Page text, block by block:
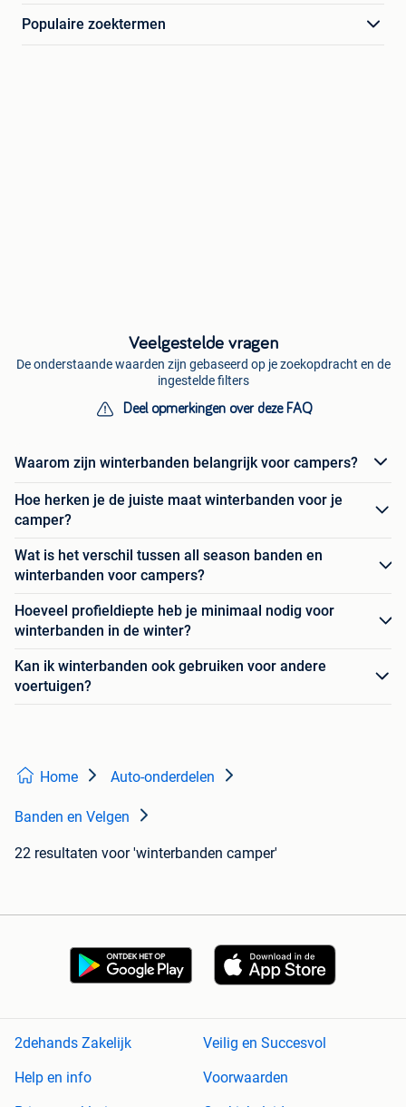
Populaire zoektermen
Veelgestelde vragen
De onderstaande waarden zijn gebaseerd op je zoekopdracht en de
ingestelde filters
Deel opmerkingen over deze FAQ
Waarom zijn winterbanden belangrijk voor campers?
Hoe herken je de juiste maat winterbanden voor je
camper?
Wat is het verschil tussen all season banden en
winterbanden voor campers?
Hoeveel profieldiepte heb je minimaal nodig voor
winterbanden in de winter?
Kan ik winterbanden ook gebruiken voor andere
voertuigen?
Home Auto-onderdelen
Banden en Velgen
22 resultaten voor 'winterbanden camper'
2dehands Zakelijk
Veilig en Succesvol
Help en info
Voorwaarden